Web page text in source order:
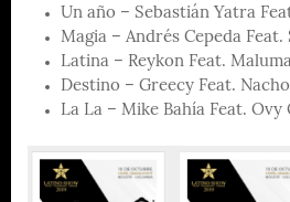
Un año – Sebastián Yatra
Magia – Andrés Cepeda
Latina – Reykon Feat.
Destino – Greecy Feat. Nacho
La La – Mike Bahía Feat. Ovy